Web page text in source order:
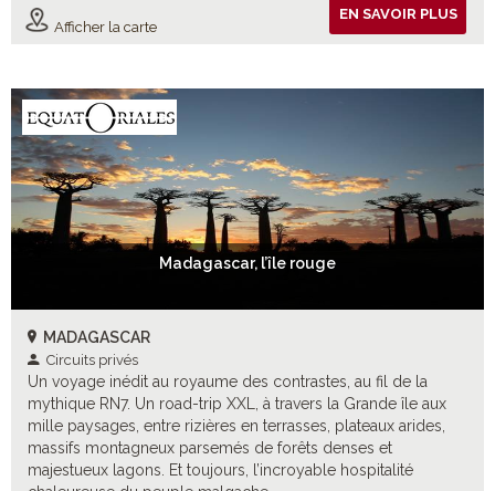
Afficher la carte
EN SAVOIR PLUS
Madagascar, l’île rouge
MADAGASCAR
Circuits privés
Un voyage inédit au royaume des contrastes, au fil de la
mythique RN7. Un road-trip XXL, à travers la Grande île aux
mille paysages, entre rizières en terrasses, plateaux arides,
massifs montagneux parsemés de forêts denses et
majestueux lagons. Et toujours, l’incroyable hospitalité